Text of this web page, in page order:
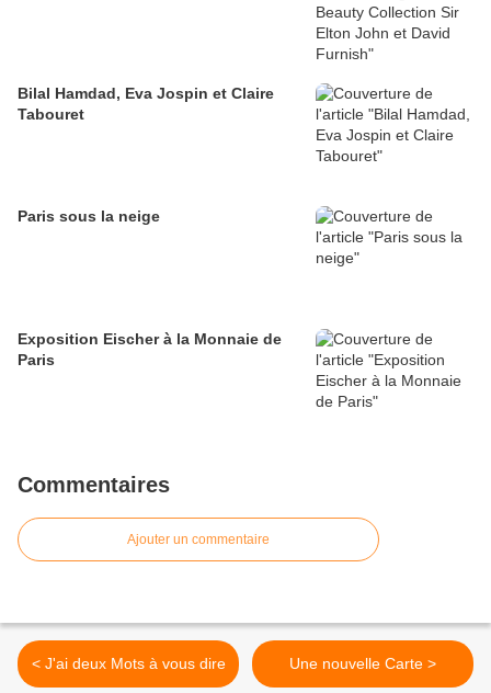
Bilal Hamdad, Eva Jospin et Claire
Tabouret
Paris sous la neige
Exposition Eischer à la Monnaie de
Paris
Commentaires
Ajouter un commentaire
< J'ai deux Mots à vous dire Une nouvelle Carte >